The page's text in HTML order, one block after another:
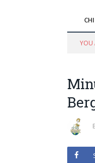
YOU